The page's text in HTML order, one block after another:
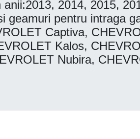
anii:2013, 2014, 2015,
geamuri pentru intraga
Captiva,
Kalos,
Nubira,